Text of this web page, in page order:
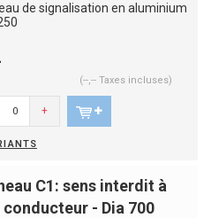
de signalisation en aluminium
(--,-- Taxes incluses)
+
C1: sens interdit à
- Dia 700